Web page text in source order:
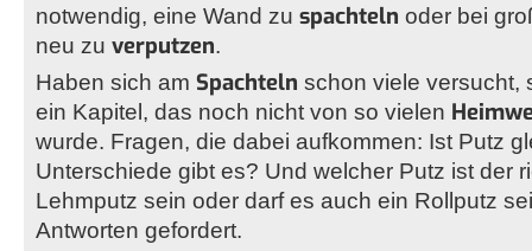
notwendig, eine Wand zu spachteln oder bei
neu zu verputzen.
Haben sich am Spachteln schon viele versucht,
ein Kapitel, das noch nicht von so vielen
wurde. Fragen, die dabei aufkommen: Ist Putz
Unterschiede gibt es? Und welcher Putz ist der
Lehmputz sein oder darf es auch ein Rollputz
Antworten gefordert.